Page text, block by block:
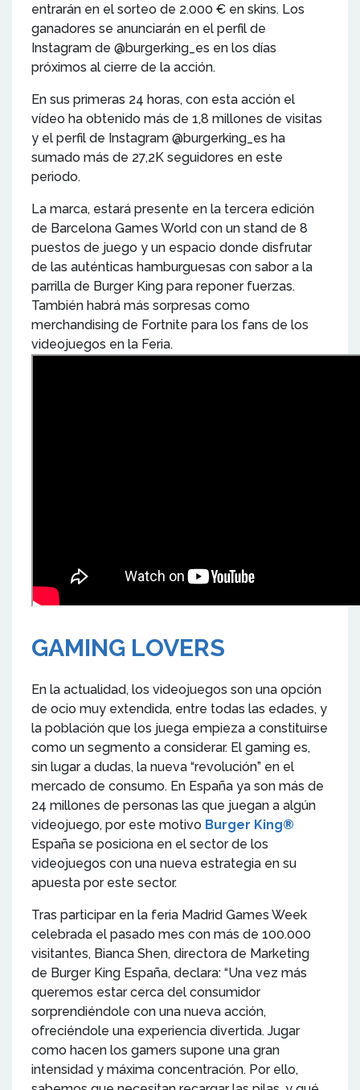
entrarán en el sorteo de 2.000 € en skins. Los
ganadores se anunciarán en el perfil de
Instagram de @burgerking_es en los días
próximos al cierre de la acción.
En sus primeras 24 horas, con esta acción el
vídeo ha obtenido más de 1,8 millones de visitas
y el perfil de Instagram @burgerking_es ha
sumado más de 27,2K seguidores en este
periodo.
La marca, estará presente en la tercera edición
de Barcelona Games World con un stand de 8
puestos de juego y un espacio donde disfrutar
de las auténticas hamburguesas con sabor a la
parrilla de Burger King para reponer fuerzas.
También habrá más sorpresas como
merchandising de Fortnite para los fans de los
videojuegos en la Feria.
GAMING LOVERS
En la actualidad, los videojuegos son una opción
de ocio muy extendida, entre todas las edades, y
la población que los juega empieza a constituirse
como un segmento a considerar. El gaming es,
sin lugar a dudas, la nueva “revolución” en el
mercado de consumo. En España ya son más de
24 millones de personas las que juegan a algún
videojuego, por este motivo Burger King®
España se posiciona en el sector de los
videojuegos con una nueva estrategia en su
apuesta por este sector.
Tras participar en la feria Madrid Games Week
celebrada el pasado mes con más de 100.000
visitantes, Bianca Shen, directora de Marketing
de Burger King España, declara: “Una vez más
queremos estar cerca del consumidor
sorprendiéndole con una nueva acción,
ofreciéndole una experiencia divertida. Jugar
como hacen los gamers supone una gran
intensidad y máxima concentración. Por ello,